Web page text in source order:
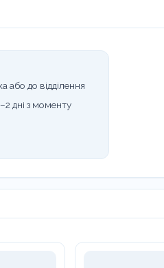
або до відділення
дні з моменту